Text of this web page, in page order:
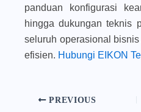
panduan konfigurasi
hingga dukungan teknis
seluruh operasional
efisien. Hubungi EIKON
PREVIOUS